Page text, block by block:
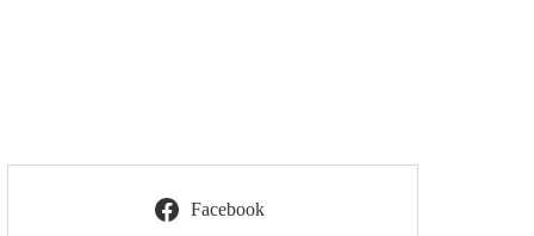
Facebook